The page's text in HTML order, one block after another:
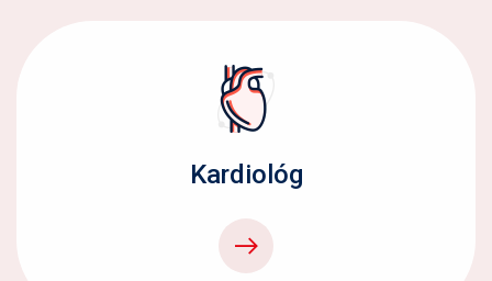
Kardiológ